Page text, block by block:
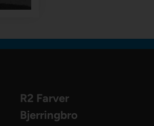
R2 Farver
Bjerringbro